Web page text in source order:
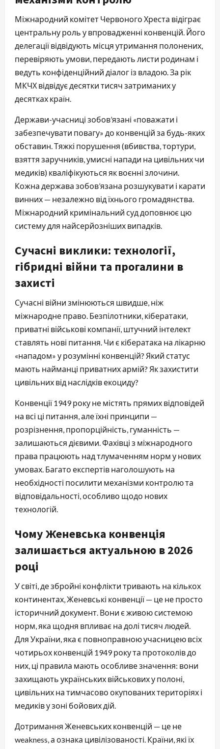
Міжнародний комітет Червоного Хреста відіграє
центральну роль у впровадженні конвенцій. Його
делегації відвідують місця утримання полонених,
перевіряють умови, передають листи родинам і
ведуть конфіденційний діалог із владою. За рік
МКЧХ відвідує десятки тисяч затриманих у
десятках країн.
Держави-учасниці зобов’язані «поважати і
забезпечувати повагу» до конвенцій за будь-яких
обставин. Тяжкі порушення (вбивства, тортури,
взяття заручників, умисні напади на цивільних чи
медиків) кваліфікуються як воєнні злочини.
Кожна держава зобов’язана розшукувати і карати
винних — незалежно від їхнього громадянства.
Міжнародний кримінальний суд доповнює цю
систему для найсерйозніших випадків.
Сучасні виклики: технології,
гібридні війни та прогалини в
захисті
Сучасні війни змінюються швидше, ніж
міжнародне право. Безпілотники, кібератаки,
приватні військові компанії, штучний інтелект
ставлять нові питання. Чи є кібератака на лікарню
«нападом» у розумінні конвенцій? Який статус
мають найманці приватних армій? Як захистити
цивільних від наслідків екоциду?
Конвенції 1949 року не містять прямих відповідей
на всі ці питання, але їхні принципи —
розрізнення, пропорційність, гуманність —
залишаються дієвими. Фахівці з міжнародного
права працюють над тлумаченням норм у нових
умовах. Багато експертів наголошують на
необхідності посилити механізми контролю та
відповідальності, особливо щодо нових
технологій.
Чому Женевська конвенція
залишається актуальною в 2026
році
У світі, де збройні конфлікти тривають на кількох
континентах, Женевські конвенції — це не просто
історичний документ. Вони є живою системою
норм, яка щодня впливає на долі тисяч людей.
Для України, яка є повноправною учасницею всіх
чотирьох конвенцій 1949 року та протоколів до
них, ці правила мають особливе значення: вони
захищають українських військових у полоні,
цивільних на тимчасово окупованих територіях і
медиків у зоні бойових дій.
Дотримання Женевських конвенцій — це не
weakness, а ознака цивілізованості. Країни, які їх